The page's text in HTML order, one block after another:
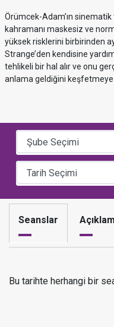
Örümcek-Adam’ın
kahramanı maskesiz ve
yüksek risklerini birbirinden
Strange’den kendisine
tehlikeli bir hal alır ve onu
anlama geldiğini keşfetmeye
Seanslar
Bu tarihte herhangi bir